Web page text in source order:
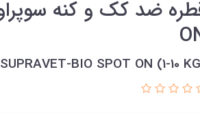
SUPRAVET-BIO SPOT ON (1-10